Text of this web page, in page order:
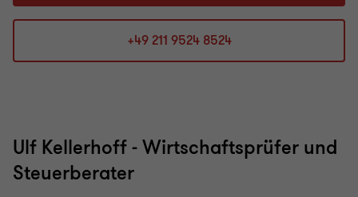
+49 211 9524 8524
Ulf Kellerhoff - Wirtschaftsprüfer und
Steuerberater